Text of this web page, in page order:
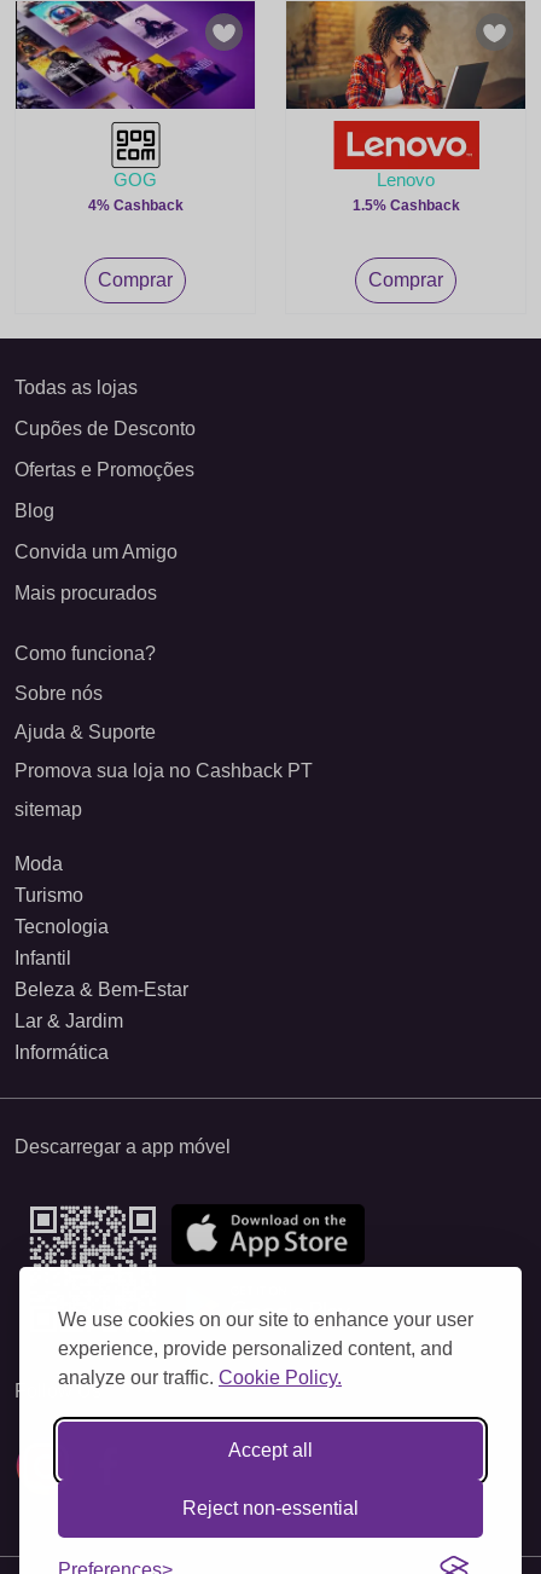
We use cookies on our site to enhance your user
experience, provide personalized content, and
analyze our traffic. Cookie Policy.
Accept all
Reject non-essential
Preferences
GOG
4% Cashback
Comprar
Lenovo
1.5% Cashback
Comprar
Todas as lojas
Cupões de Desconto
Ofertas e Promoções
Blog
Convida um Amigo
Mais procurados
Como funciona?
Sobre nós
Ajuda & Suporte
Promova sua loja no Cashback PT
sitemap
Moda
Turismo
Tecnologia
Infantil
Beleza & Bem-Estar
Lar & Jardim
Informática
Descarregar a app móvel
Follow Us